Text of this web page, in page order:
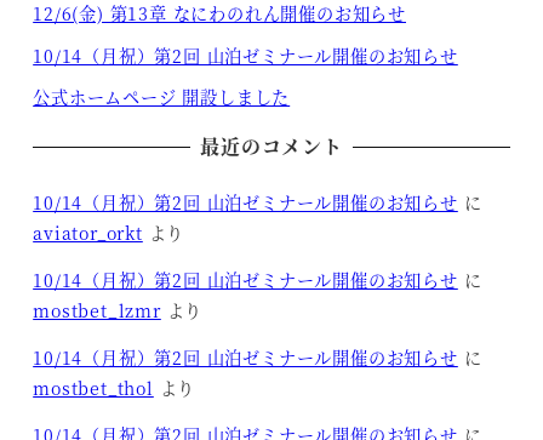
12/6(金) 第13章 なにわのれん開催のお知らせ
10/14（月祝）第2回 山泊ゼミナール開催のお知らせ
公式ホームページ 開設しました
最近のコメント
10/14（月祝）第2回 山泊ゼミナール開催のお知らせ に
aviator_orkt より
10/14（月祝）第2回 山泊ゼミナール開催のお知らせ に
mostbet_lzmrより
10/14（月祝）第2回 山泊ゼミナール開催のお知らせ に
mostbet_thol より